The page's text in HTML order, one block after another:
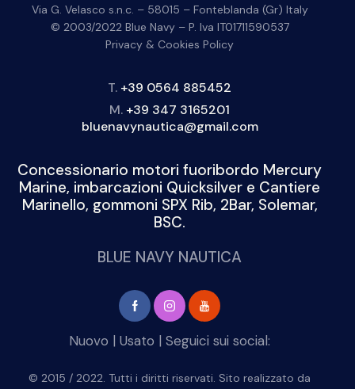
Via G. Velasco s.n.c. – 58015 – Fonteblanda (Gr) Italy
© 2003/2022 Blue Navy – P. Iva IT01711590537
Privacy & Cookies Policy
T. +39 0564 885452
M. +39 347 3165201
bluenavynautica@gmail.com
Concessionario motori fuoribordo Mercury
Marine, imbarcazioni Quicksilver e Cantiere
Marinello, gommoni SPX Rib, 2Bar, Solemar,
BSC.
BLUE NAVY NAUTICA
© 2015 / 2022. Tutti i diritti riservati. Sito realizzato da
Nuovo | Usato | Seguici sui social: